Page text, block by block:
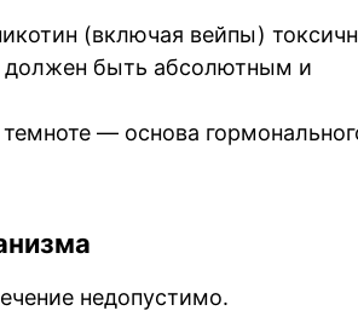
(включая вейпы)
должен быть абсолютным и
— основа
недопустимо.